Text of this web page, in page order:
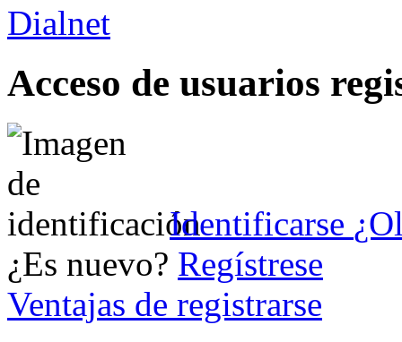
Acceso de usuarios
Identificarse
¿Es nuevo? Regístrese
Ventajas de registrarse